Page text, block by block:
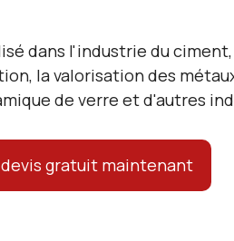
dans l'industrie du
la valorisation des
de verre et d'autres
gratuit maintenant